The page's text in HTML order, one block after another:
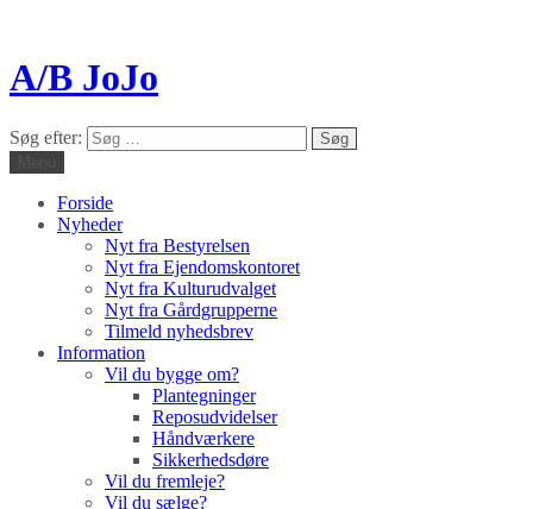
A/B JoJo
Søg efter:
Forside
Nyheder
Nyt fra Bestyrelsen
Nyt fra Ejendomskontoret
Nyt fra Kulturudvalget
Nyt fra Gårdgrupperne
Tilmeld nyhedsbrev
Information
Vil du bygge om?
Plantegninger
Reposudvidelser
Håndværkere
Sikkerhedsdøre
Vil du fremleje?
Vil du sælge?